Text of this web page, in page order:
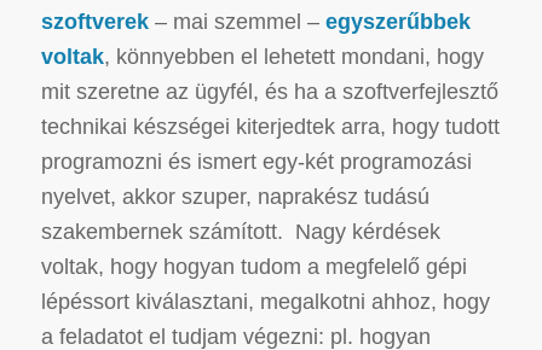
szoftverek– mai szemmel – egyszerűbbek
voltak, könnyebben el lehetett mondani, hogy
mit szeretne az ügyfél, és ha a szoftverfejlesztő
technikai készségei kiterjedtek arra, hogy tudott
programozni és ismert egy-két programozási
nyelvet, akkor szuper, naprakész tudású
szakembernek számított. Nagy kérdések
voltak, hogy hogyan tudom a megfelelő gépi
lépéssort kiválasztani, megalkotni ahhoz, hogy
a feladatot el tudjam végezni: pl. hogyan